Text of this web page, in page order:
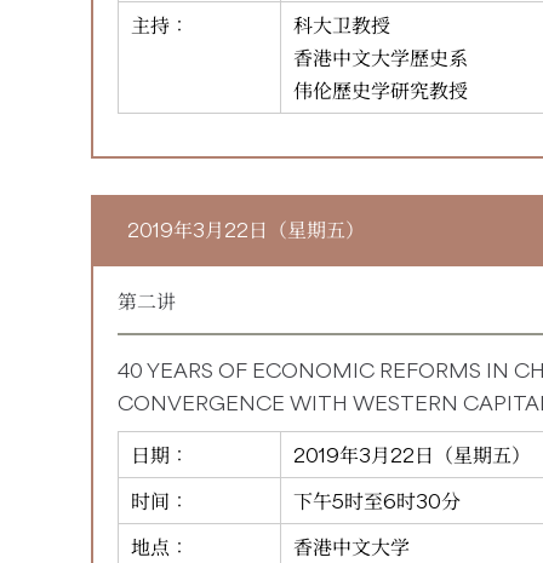
主持：
科大卫教授
香港中文大学歷史系
伟伦歷史学研究教授
2019年3月22日（星期五）
第二讲
40 YEARS OF ECONOMIC REFORMS IN
CONVERGENCE WITH WESTERN
日期：
2019年3月22日（星期五）
时间：
下午5时至6时30分
地点：
香港中文大学